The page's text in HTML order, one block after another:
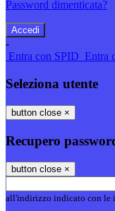
Password dimenticata?
-
Entra con SPID Entra
Seleziona utente
button close ×
Recupero
button close ×
all'indirizzo indicato con le